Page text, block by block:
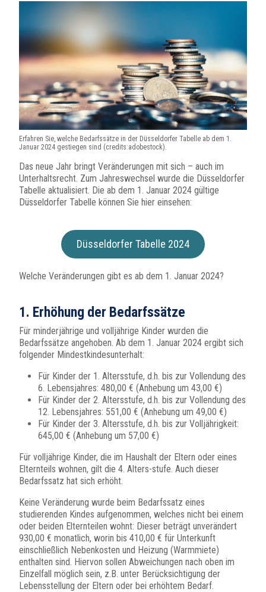
Erfahren Sie, welche Bedarfssätze in der Düsseldorfer Tabelle ab dem 1.
Januar 2024 gestiegen sind (credits:adobestock).
Das neue Jahr bringt Veränderungen mit sich – auch im
Unterhaltsrecht. Zum Jahreswechsel wurde die Düsseldorfer
Tabelle aktualisiert. Die ab dem 1. Januar 2024 gültige
Düsseldorfer Tabelle können Sie hier einsehen:
Düsseldorfer Tabelle 2024
Welche Veränderungen gibt es ab dem 1. Januar 2024?
1. Erhöhung der Bedarfssätze
Für minderjährige und volljährige Kinder wurden die
Bedarfssätze angehoben. Ab dem 1. Januar 2024 ergibt sich
folgender Mindestkindesunterhalt:
Für Kinder der 1. Altersstufe, d.h. bis zur Vollendung des
6. Lebensjahres: 480,00 € (Anhebung um 43,00 €)
Für Kinder der 2. Altersstufe, d.h. bis zur Vollendung des
12. Lebensjahres: 551,00 € (Anhebung um 49,00 €)
Für Kinder der 3. Altersstufe, d.h. bis zur Volljährigkeit:
645,00 € (Anhebung um 57,00 €)
Für volljährige Kinder, die im Haushalt der Eltern oder eines
Elternteils wohnen, gilt die 4. Alters-stufe. Auch dieser
Bedarfssatz hat sich erhöht.
Keine Veränderung wurde beim Bedarfssatz eines
studierenden Kindes aufgenommen, welches nicht bei einem
oder beiden Elternteilen wohnt: Dieser beträgt unverändert
930,00 € monatlich, worin bis 410,00 € für Unterkunft
einschließlich Nebenkosten und Heizung (Warmmiete)
enthalten sind. Hiervon sollen Abweichungen nach oben im
Einzelfall möglich sein, z.B. unter Berücksichtigung der
Lebensstellung der Eltern oder bei erhöhtem Bedarf.